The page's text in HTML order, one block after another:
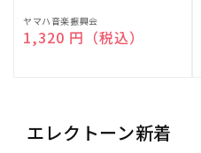
販
売
ヤマハ音楽振興会
通常価格
1,320 円（税込）
エレクトーン新着